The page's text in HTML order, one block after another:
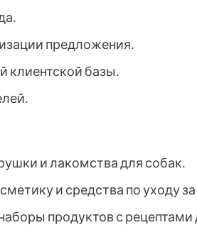
предложения․
базы․
и лакомства для собак․
и средства по уходу за
продуктов с